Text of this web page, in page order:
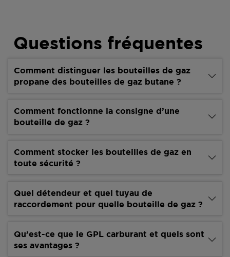
Questions fréquentes
Comment distinguer les bouteilles de gaz
propane des bouteilles de gaz butane ?
Comment fonctionne la consigne d’une
bouteille de gaz ?
Comment stocker les bouteilles de gaz en
toute sécurité ?
Quel détendeur et quel tuyau de
raccordement pour quelle bouteille de gaz ?
Qu’est-ce que le GPL carburant et quels sont
ses avantages ?